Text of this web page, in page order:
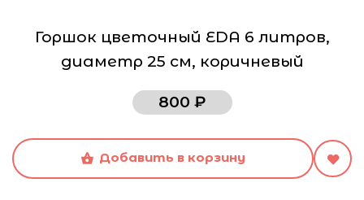
Горшок цветочный EDA 6 литров,
диаметр 25 см, коричневый
800 ₽
Добавить в корзину